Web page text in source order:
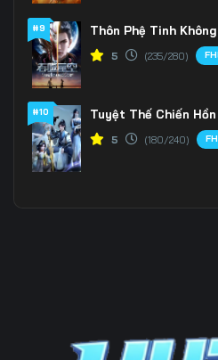
#9 Thôn Phệ Tinh Không
5 (235/280)
#10 Tuyệt Thế Chiến Hồn
5 (180/240)